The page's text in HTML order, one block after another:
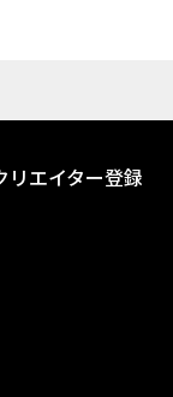
リエイター登録